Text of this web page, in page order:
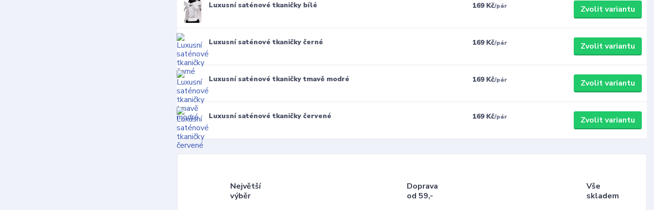
Luxusní saténové tkaničky bílé 169 Kč/pár Zvolit variantu
Luxusní saténové tkaničky černé 169 Kč/pár Zvolit variantu
Luxusní saténové tkaničky tmavě modré 169 Kč/pár Zvolit variantu
Luxusní saténové tkaničky červené 169 Kč/pár Zvolit variantu
Největší
výběr
Doprava
od 59,-
Vše
skladem